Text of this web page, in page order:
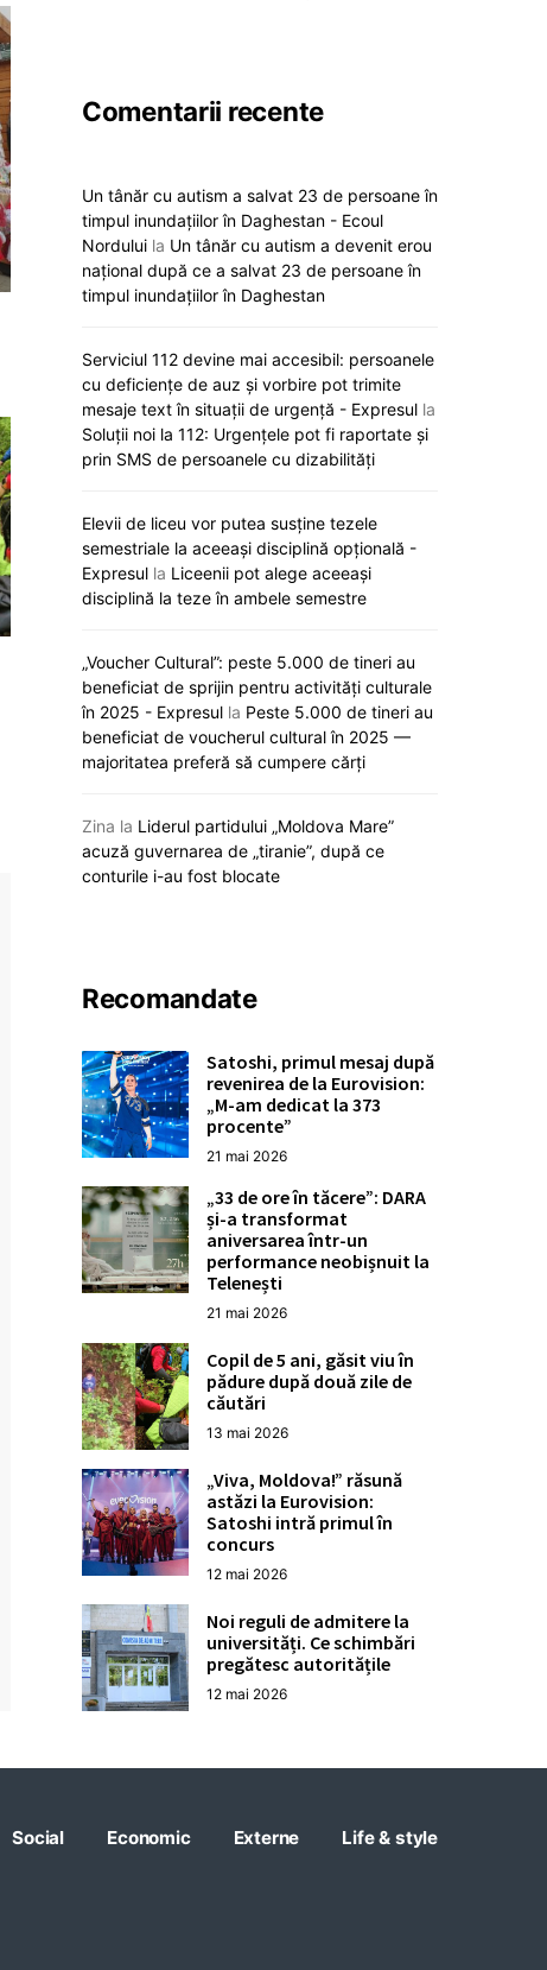
„Viva, Moldova!” răsună astăzi la
Eurovision: Satoshi intră primul în
concurs
12 mai 2026
Noi reguli de
universități. Ce
Comentarii recente
Un tânăr cu autism a salvat 23 de persoane în
timpul inundațiilor în Daghestan - Ecoul
Nordului la Un tânăr cu autism a devenit erou
național după ce a salvat 23 de persoane în
timpul inundațiilor în Daghestan
Serviciul 112 devine mai accesibil: persoanele
cu deficiențe de auz și vorbire pot trimite
mesaje text în situații de urgență - Expresul la
Soluții noi la 112: Urgențele pot fi raportate și
prin SMS de persoanele cu dizabilități
Elevii de liceu vor putea susține tezele
semestriale la aceeași disciplină opțională -
Expresul la Liceenii pot alege aceeași
disciplină la teze în ambele semestre
„Voucher Cultural”: peste 5.000 de tineri au
beneficiat de sprijin pentru activități culturale
în 2025 - Expresul la Peste 5.000 de tineri au
beneficiat de voucherul cultural în 2025 —
majoritatea preferă să cumpere cărți
Zina la Liderul partidului „Moldova Mare”
acuză guvernarea de „tiranie”, după ce
conturile i-au fost blocate
Recomandate
Satoshi, primul mesaj după
revenirea de la Eurovision:
„M-am dedicat la 373
procente”
21 mai 2026
„33 de ore în tăcere”: DARA
și-a transformat
aniversarea într-un
performance neobișnuit la
Telenești
21 mai 2026
Copil de 5 ani, găsit viu în
pădure după două zile de
căutări
13 mai 2026
„Viva, Moldova!” răsună
astăzi la Eurovision:
Satoshi intră primul în
concurs
12 mai 2026
Noi reguli de admitere la
universități. Ce schimbări
pregătesc autoritățile
12 mai 2026
Social Economic Externe
Life & style